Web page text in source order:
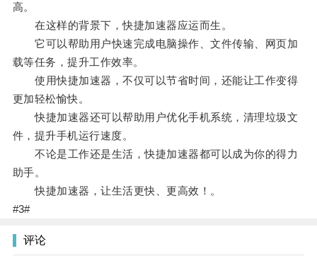
高。
在这样的背景下，快捷加速器应运而生。
它可以帮助用户快速完成电脑操作、文件传输、网页加
载等任务，提升工作效率。
使用快捷加速器，不仅可以节省时间，还能让工作变得
更加轻松愉快。
快捷加速器还可以帮助用户优化手机系统，清理垃圾文
件，提升手机运行速度。
不论是工作还是生活，快捷加速器都可以成为你的得力
助手。
快捷加速器，让生活更快、更高效！。
#3#
评论